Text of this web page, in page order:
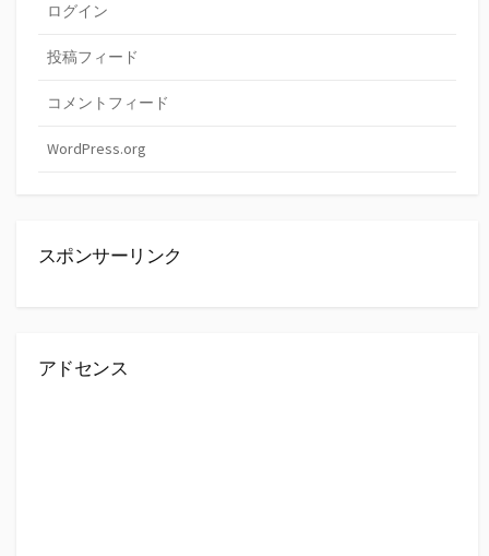
ログイン
投稿フィード
コメントフィード
WordPress.org
スポンサーリンク
アドセンス